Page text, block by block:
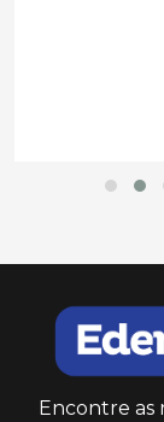
Encontre as